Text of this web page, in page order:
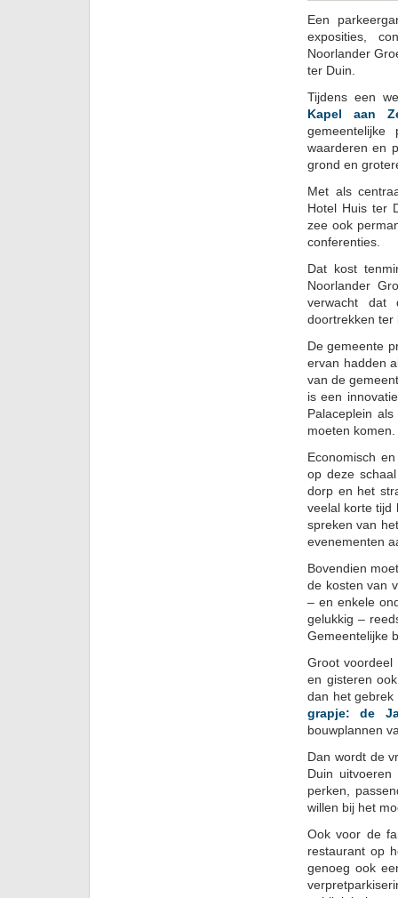
Een
exposities,
Noorlander
ter Duin.
Tijdens een
Kapel aan
waarderen en
grond en
Met als
Hotel Huis ter
zee ook
conferenties.
Dat kost
Noorlander
verwacht dat
doortrekken ter
De gemeente
ervan hadden
van de
is een
Palaceplein
moeten komen.
Economisch
op deze
dorp en het
veelal korte tijd
spreken van
evenementen
Bovendien
de kosten van
– en enkele
gelukkig –
Gemeentelijke
Groot
en gisteren
dan het gebrek
grapje: de
bouwplannen
Dan wordt de
Duin
perken,
willen bij het
Ook voor de
restaurant op
genoeg ook